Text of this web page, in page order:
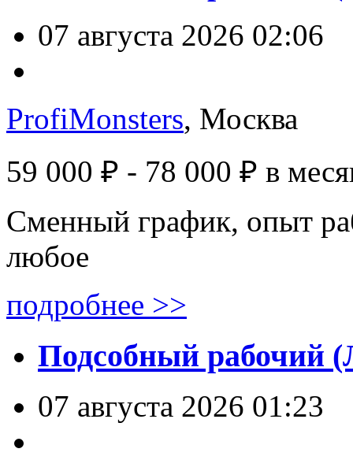
07 августа 2026 02:06
ProfiMonsters, Москва
59 000 ₽ - 78 000 ₽ в
Сменный график, опыт
любое
подробнее >>
Подсобный рабочий
07 августа 2026 01:23